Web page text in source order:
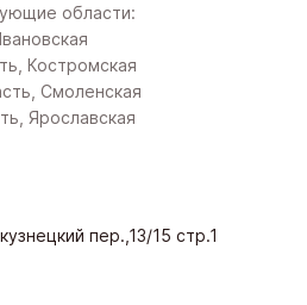
области:
Костромская
Смоленская
Ярославская
пер.,13/15 стр.1